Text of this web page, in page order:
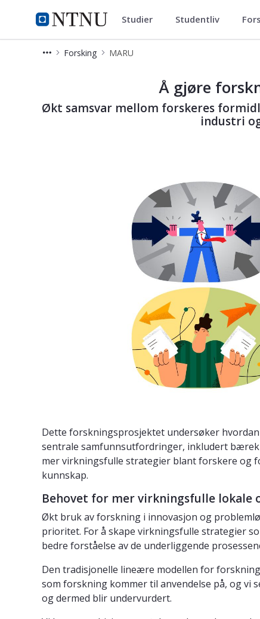
NTNU Hjemmeside
Institutt for tverrfaglige
Studier Studentliv
Forsking MARU
Å gjøre
Økt samsvar mellom forskeres
industri
Dette forskningsprosjektet undersøker
sentrale samfunnsutfordringer, inkludert
mer virkningsfulle strategier blant forskere og
kunnskap.
Behovet for mer virkningsfulle lokale
Økt bruk av forskning i innovasjon og
prioritet. For å skape virkningsfulle strategier
bedre forståelse av de underliggende
Den tradisjonelle lineære modellen for
som forskning kommer til anvendelse på, og
og dermed blir undervurdert.